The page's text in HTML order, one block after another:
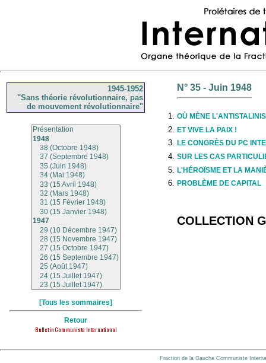
1945-1952
"Sans théorie révolutionnaire, pas
de mouvement révolutionnaire"
[Tous les sommaires]
Retour
N° 35 - Juin 1948
OÙ MÈNE
ET VIVE LA PAIX !
LE CONGRÈS DU PC
SUR LES CAS
L'HÉROÏSME ET LA
PROBLÈME DE CAPITAL
COLLECTION
Fraction de la Gauche Communiste